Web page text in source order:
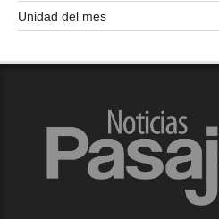
Unidad del mes